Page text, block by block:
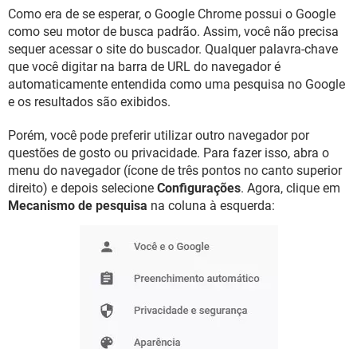
Como era de se esperar, o Google Chrome possui o Google
como seu motor de busca padrão. Assim, você não precisa
sequer acessar o site do buscador. Qualquer palavra-chave
que você digitar na barra de URL do navegador é
automaticamente entendida como uma pesquisa no Google
e os resultados são exibidos.
Porém, você pode preferir utilizar outro navegador por
questões de gosto ou privacidade. Para fazer isso, abra o
menu do navegador (ícone de três pontos no canto superior
direito) e depois selecione Configurações. Agora, clique em
Mecanismo de pesquisa na coluna à esquerda: